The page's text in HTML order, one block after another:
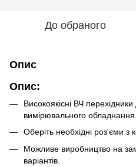
До обраного
Опис
Опис:
Високоякісні ВЧ
вимірювального обладнання.
Оберіть необхідні роз'єми з
Можливе виробництво на
варіантів.